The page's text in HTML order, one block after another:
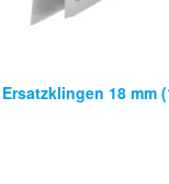
Ersatzklingen 18 mm